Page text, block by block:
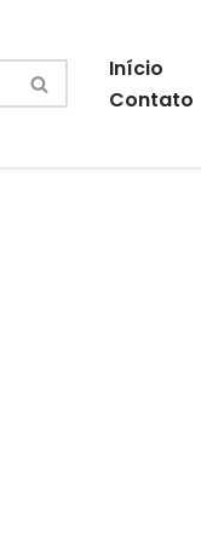
Início
Contato